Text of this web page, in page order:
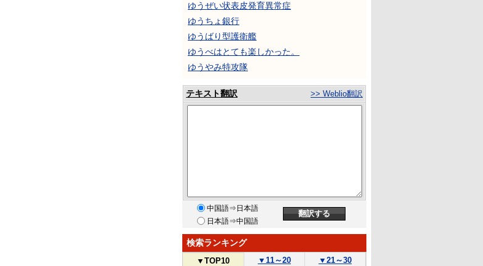
ゆうぜい状表皮発育異常症
ゆうちょ銀行
ゆうばり型護衛艦
ゆうべはとても楽しかった。
ゆうやみ特攻隊
テキスト翻訳 >> Weblio翻訳
中国語⇒日本語
日本語⇒中国語
検索ランキング
▼ TOP10 ▼ 11～20 ▼ 21～30